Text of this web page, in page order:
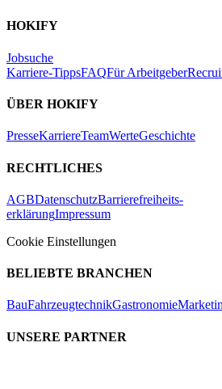
HOKIFY
Jobsuche
Karriere-TippsFAQFür Arbeitgeber
ÜBER HOKIFY
PresseKarriereTeamWerteGeschichte
RECHTLICHES
AGBDatenschutzBarrierefreiheits-
erklärungImpressum
Cookie Einstellungen
BELIEBTE BRANCHEN
BauFahrzeugtechnikGastronomie
UNSERE PARTNER